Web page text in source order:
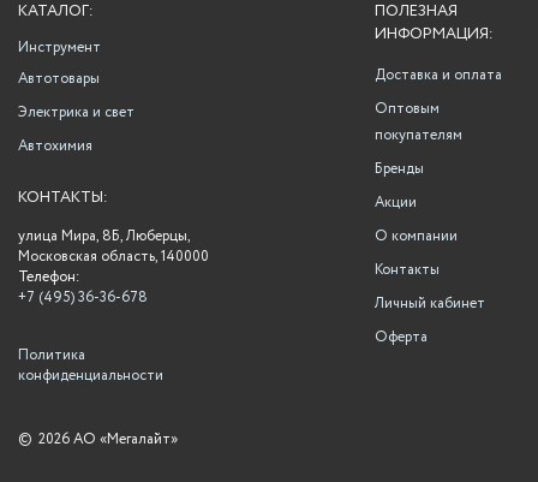
ПОЛЕЗНАЯ
ИНФОРМАЦИЯ:
Доставка и оплата
Оптовым
покупателям
Бренды
Акции
О компании
Контакты
Личный кабинет
Оферта
КАТАЛОГ:
Инструмент
Автотовары
Электрика и свет
Автохимия
КОНТАКТЫ:
улица Мира, 8Б, Люберцы,
Московская область, 140000
Телефон:
+7 (495) 36-36-678
Политика
конфиденциальности
© 2026 АО «Мегалайт»